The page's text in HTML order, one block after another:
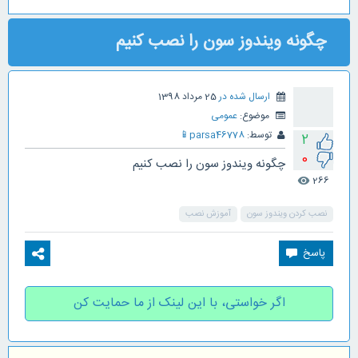
چگونه ویندوز سون را نصب کنیم
2
0
266
visibility
ارسال شده در25 مرداد 1398
موضوع: عمومی
توسط: parsa46778
📱
چگونه ویندوز سون را نصب کنیم
نصب کردن ویندوز سون آموزش نصب
اگر خواستی، با این لینک از ما حمایت کن